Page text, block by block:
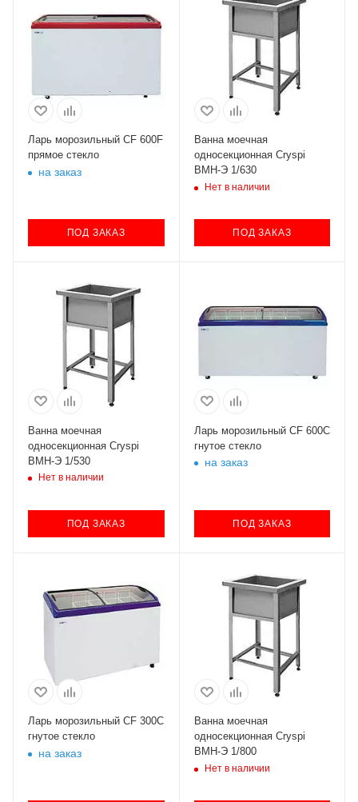
Ларь морозильный CF 600F
прямое стекло
на заказ
ПОД ЗАКАЗ
Ванна моечная
односекционная Cryspi
ВМН-Э 1/630
Нет в наличии
ПОД ЗАКАЗ
Ванна моечная
односекционная Cryspi
ВМН-Э 1/530
Нет в наличии
ПОД ЗАКАЗ
Ларь морозильный CF 600С
гнутое стекло
на заказ
ПОД ЗАКАЗ
Ларь морозильный CF 300С
гнутое стекло
на заказ
Ванна моечная
односекционная Cryspi
ВМН-Э 1/800
Нет в наличии